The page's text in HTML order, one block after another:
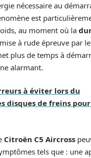
nécessaire au
est
au moment où la
à rude épreuve par
plus de temps à
alarmant.
à éviter lors du
disques de freins
Citroën C5 Aircross
tels que : une